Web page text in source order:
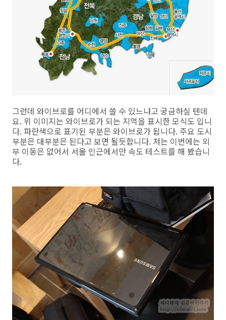
그런데 와이브로를 어디에서 쓸 수 있느냐고 궁금하실 텐데
요. 위 이미지는 와이브로가 되는 지역을 표시한 모식도 입니
다. 파란색으로 표기된 부분은 와이브로가 됩니다. 주요 도시
부분은 대부분은 된다고 보면 될듯합니다. 저는 이번에는 외
부 이동은 없어서 서울 인근에서만 속도 테스트를 해 봤습니
다.